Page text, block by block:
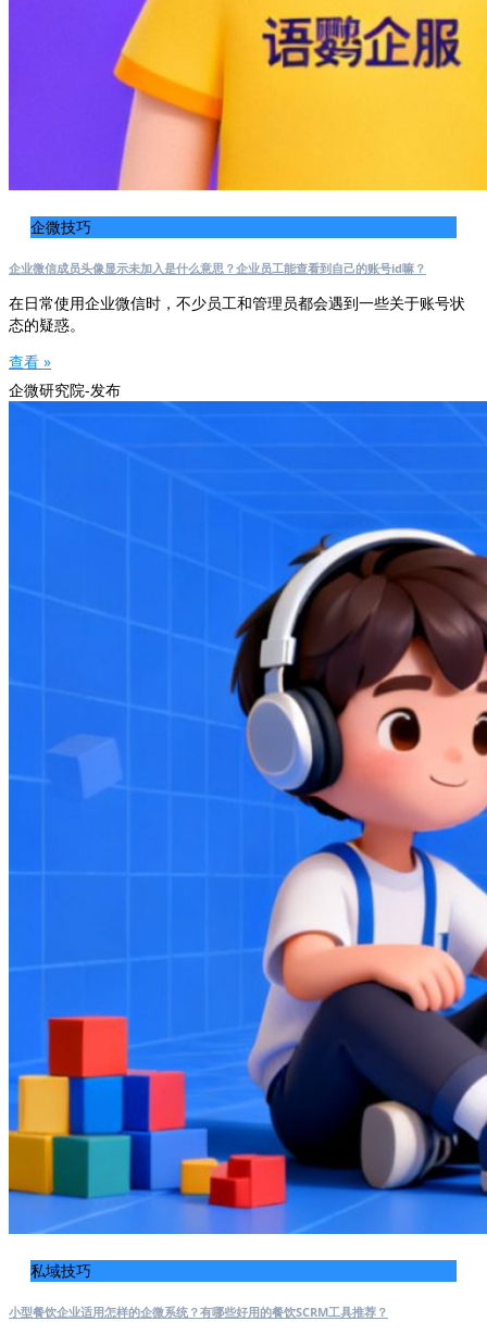
企微技巧
企业微信成员头像显示未加入是什么意思？企业员工能查看到自己的账号id嘛？
在日常使用企业微信时，不少员工和管理员都会遇到一些关于账号状
态的疑惑。
查看 »
企微研究院-发布
私域技巧
小型餐饮企业适用怎样的企微系统？有哪些好用的餐饮SCRM工具推荐？